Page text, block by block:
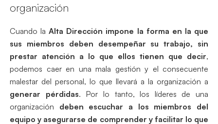
organización
Cuando laAlta Dirección impone la forma en la que
sus miembros deben desempeñar su trabajo, sin
prestar atención a lo que ellos tienen que decir,
podemos caer en una mala gestión y el consecuente
malestar del personal, lo que llevará a la organización a
generar pérdidas. Por lo tanto, los líderes de una
organización deben escuchar a los miembros del
equipo y asegurarse de comprender y facilitar lo que